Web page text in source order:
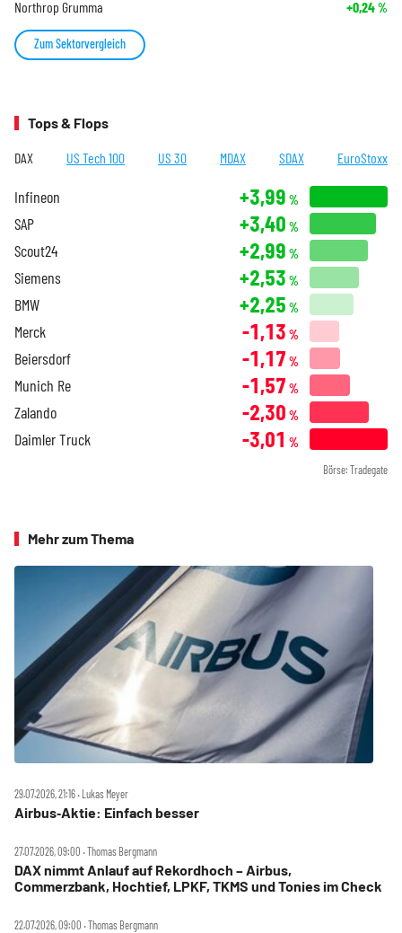
Northrop Grumma +0,24%
Zum Sektorvergleich
Tops & Flops
DAX US Tech 100 US 30 MDAX SDAX EuroStoxx
Infineon +3,99 %
SAP +3,40 %
Scout24 +2,99 %
Siemens +2,53 %
BMW +2,25 %
Merck -1,13 %
Beiersdorf -1,17 %
Munich Re -1,57 %
Zalando -2,30 %
Daimler Truck -3,01 %
Börse: Tradegate
Mehr zum Thema
29.07.2026, 21:16 ‧ Lukas Meyer
Airbus‑Aktie: Einfach besser
27.07.2026, 09:00 ‧ Thomas Bergmann
DAX nimmt Anlauf auf Rekordhoch – Airbus,
Commerzbank, Hochtief, LPKF, TKMS und Tonies im Check
22.07.2026, 09:00 ‧ Thomas Bergmann